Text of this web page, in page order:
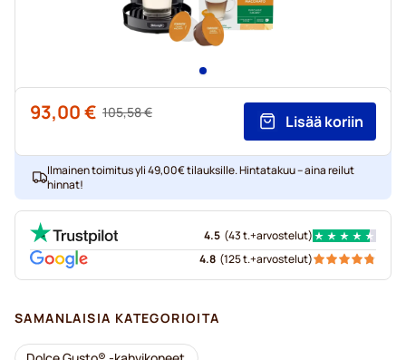
Regular Price
105,58 €
93,00 € Lisää koriin
Ilmainen toimitus yli 49,00€ tilauksille. Hintatakuu – aina reilut
hinnat!
4.5 (43 t.+arvostelut)
4.8 (125 t.+arvostelut)
SAMANLAISIA KATEGORIOITA